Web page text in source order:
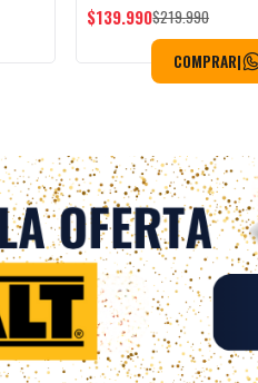
$139.990$219.990
COMPRAR|